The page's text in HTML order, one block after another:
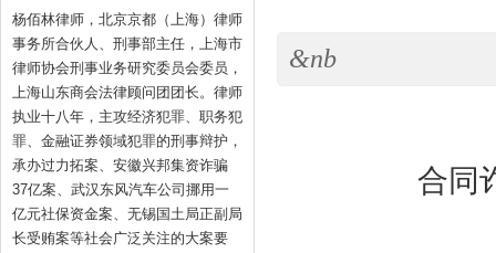
杨佰林律师，北京京都（上海）律师
事务所合伙人、刑事部主任，上海市
律师协会刑事业务研究委员会委员，
上海山东商会法律顾问团团长。律师
执业十八年，主攻经济犯罪、职务犯
罪、金融证券领域犯罪的刑事辩护，
承办过力拓案、安徽兴邦集资诈骗
37亿案、武汉东风汽车公司挪用一
亿元社保资金案、无锡国土局正副局
长受贿案等社会广泛关注的大案要
&nb
合同